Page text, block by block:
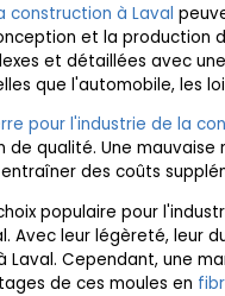
construction à Laval
et la production
et détaillées avec
que l'automobile, les
pour l'industrie de la
qualité. Une
des coûts
populaire pour
Avec leur légèreté, leur
Cependant, une
de ces moules en